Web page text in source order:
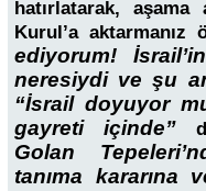
hatırlatarak,
Kurul’a aktarmanız
ediyorum!
neresiydi ve şu
“İsrail doyuyor
gayreti içinde”
Golan
tanıma kararına